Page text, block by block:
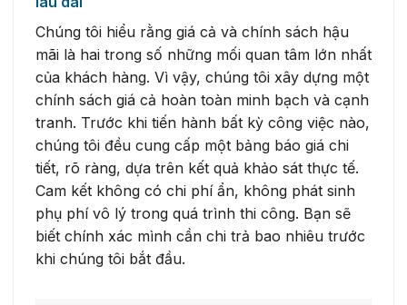
Chúng tôi hiểu rằng giá cả và chính sách hậu
mãi là hai trong số những mối quan tâm lớn nhất
của khách hàng. Vì vậy, chúng tôi xây dựng một
chính sách giá cả hoàn toàn minh bạch và cạnh
tranh. Trước khi tiến hành bất kỳ công việc nào,
chúng tôi đều cung cấp một bảng báo giá chi
tiết, rõ ràng, dựa trên kết quả khảo sát thực tế.
Cam kết không có chi phí ẩn, không phát sinh
phụ phí vô lý trong quá trình thi công. Bạn sẽ
biết chính xác mình cần chi trả bao nhiêu trước
khi chúng tôi bắt đầu.